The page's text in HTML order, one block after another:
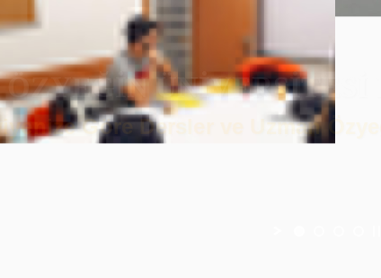
ÖZYEĞİN
Deneyimli Kadro, TRACE Sınav